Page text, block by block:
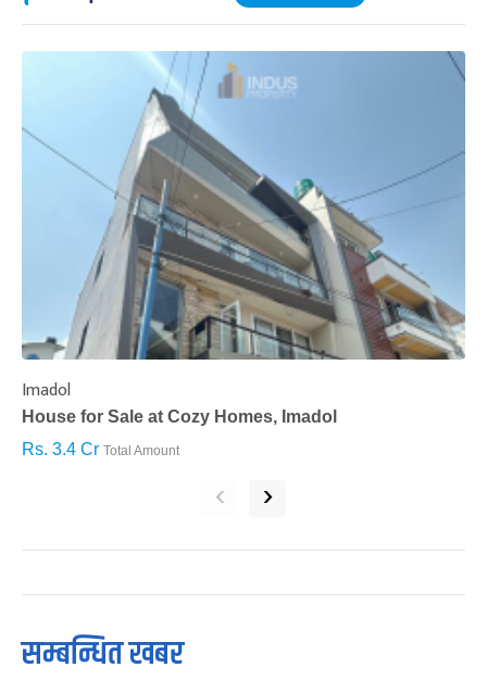
Imadol
House for Sale at Cozy Homes, Imadol
Rs. 3.4 Cr Total Amount
‹ ›
सम्बन्धित खबर